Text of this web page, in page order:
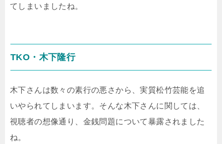
てしまいましたね。
TKO・木下隆行
木下さんは数々の素行の悪さから、実質松竹芸能を追
いやられてしまいます。そんな木下さんに関しては、
視聴者の想像通り、金銭問題について暴露されました
ね。